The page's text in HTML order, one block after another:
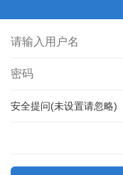
安全提问(未设置请忽略)